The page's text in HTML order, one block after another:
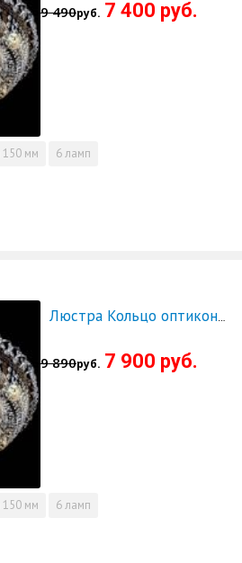
9 490руб. 7 400 руб.
150 мм 6 ламп
9 890руб. 7 900 руб.
150 мм 6 ламп